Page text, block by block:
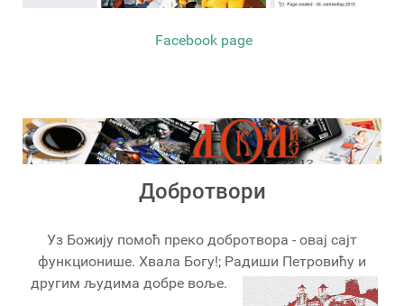
Facebook page
Добротвори
Уз Божију помоћ преко добротвора - овај сајт
функционише. Хвала Богу!; Радиши Петровићу и
другим људима добре воље.